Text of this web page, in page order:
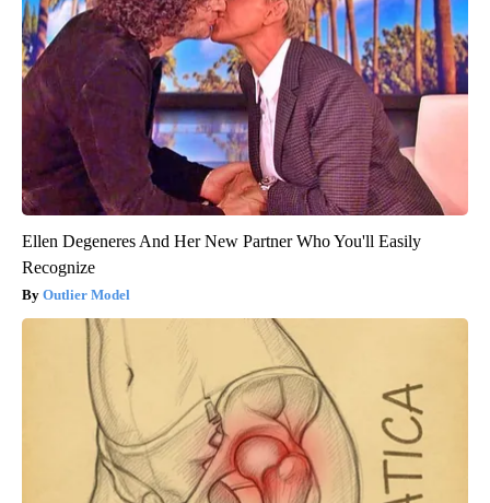
Ellen Degeneres And Her New Partner Who You'll Easily
Recognize
Outlier Model